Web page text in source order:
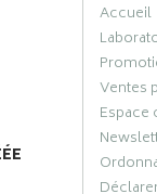
Accueil
Ventes
Espace